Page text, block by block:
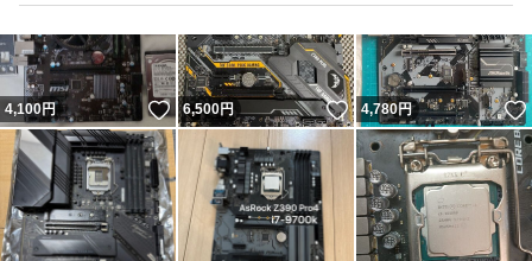
入札のキャンセル及び、出品物の保証やサポート、返品、
対する損害はお受けいたしません
(当方は瑕疵担保責任を負いません)
■ご入札は自己の責任においてお願いいたします
■運送による破損などの郵便事故は、当方で補償できない
4,100円 いいね！
6,500円 いいね！
4,780円